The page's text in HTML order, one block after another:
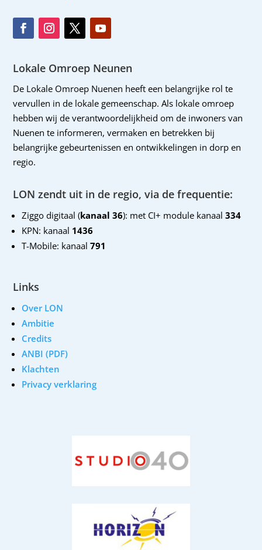
Lokale Omroep Neunen
De Lokale Omroep Nuenen heeft een belangrijke rol te
vervullen in de lokale gemeenschap. Als lokale omroep
hebben wij de verantwoordelijkheid om de inwoners van
Nuenen te informeren, vermaken en betrekken bij
belangrijke gebeurtenissen en ontwikkelingen in dorp en
regio.
LON zendt uit in de regio, via de frequentie:
Ziggo digitaal (kanaal 36): met CI+ module kanaal 334
KPN: kanaal 1436
T-Mobile: kanaal791
Links
Over LON
Ambitie
Credits
ANBI (PDF)
Klachten
Privacy verklaring